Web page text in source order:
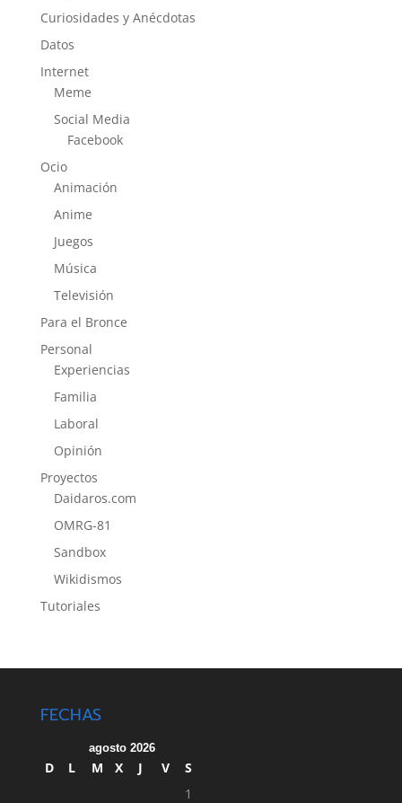
Curiosidades y Anécdotas
Datos
Internet
Meme
Social Media
Facebook
Ocio
Animación
Anime
Juegos
Música
Televisión
Para el Bronce
Personal
Experiencias
Familia
Laboral
Opinión
Proyectos
Daidaros.com
OMRG-81
Sandbox
Wikidismos
Tutoriales
FECHAS
agosto 2026
D L M X J V
S
1